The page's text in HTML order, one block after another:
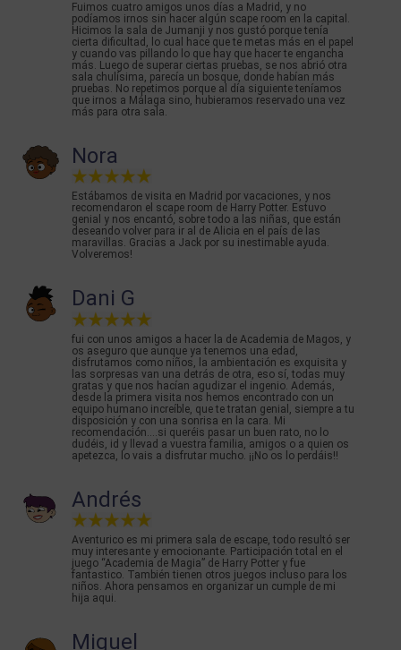
Fuimos cuatro amigos unos días a Madrid, y no
podíamos irnos sin hacer algún scape room en la capital.
Hicimos la sala de Jumanji y nos gustó porque tenía
cierta dificultad, lo cual hace que te metas más en el papel
y cuando vas pillando lo que hay que hacer te engancha
más. Luego de superar ciertas pruebas, se nos abrió otra
sala chulísima, parecía un bosque, donde habían más
pruebas. No repetimos porque al día siguiente teníamos
que irnos a Málaga sino, hubieramos reservado una vez
más para otra sala.
Nora
Estábamos de visita en Madrid por vacaciones, y nos
recomendaron el scape room de Harry Potter. Estuvo
genial y nos encantó, sobre todo a las niñas, que están
deseando volver para ir al de Alicia en el país de las
maravillas. Gracias a Jack por su inestimable ayuda.
Volveremos!
Dani G
fui con unos amigos a hacer la de Academia de Magos, y
os aseguro que aunque ya tenemos una edad,
disfrutamos como niños, la ambientación es exquisita y
las sorpresas van una detrás de otra, eso sí, todas muy
gratas y que nos hacían agudizar el ingenio. Además,
desde la primera visita nos hemos encontrado con un
equipo humano increíble, que te tratan genial, siempre a tu
disposición y con una sonrisa en la cara. Mi
recomendación....si queréis pasar un buen rato, no lo
dudéis, id y llevad a vuestra familia, amigos o a quien os
apetezca, lo vais a disfrutar mucho. ¡¡No os lo perdáis!!
Andrés
Aventurico es mi primera sala de escape, todo resultó ser
muy interesante y emocionante. Participación total en el
juego “Academia de Magia” de Harry Potter y fue
fantastico. También tienen otros juegos incluso para los
niños. Ahora pensamos en organizar un cumple de mi
hija aqui.
Miguel